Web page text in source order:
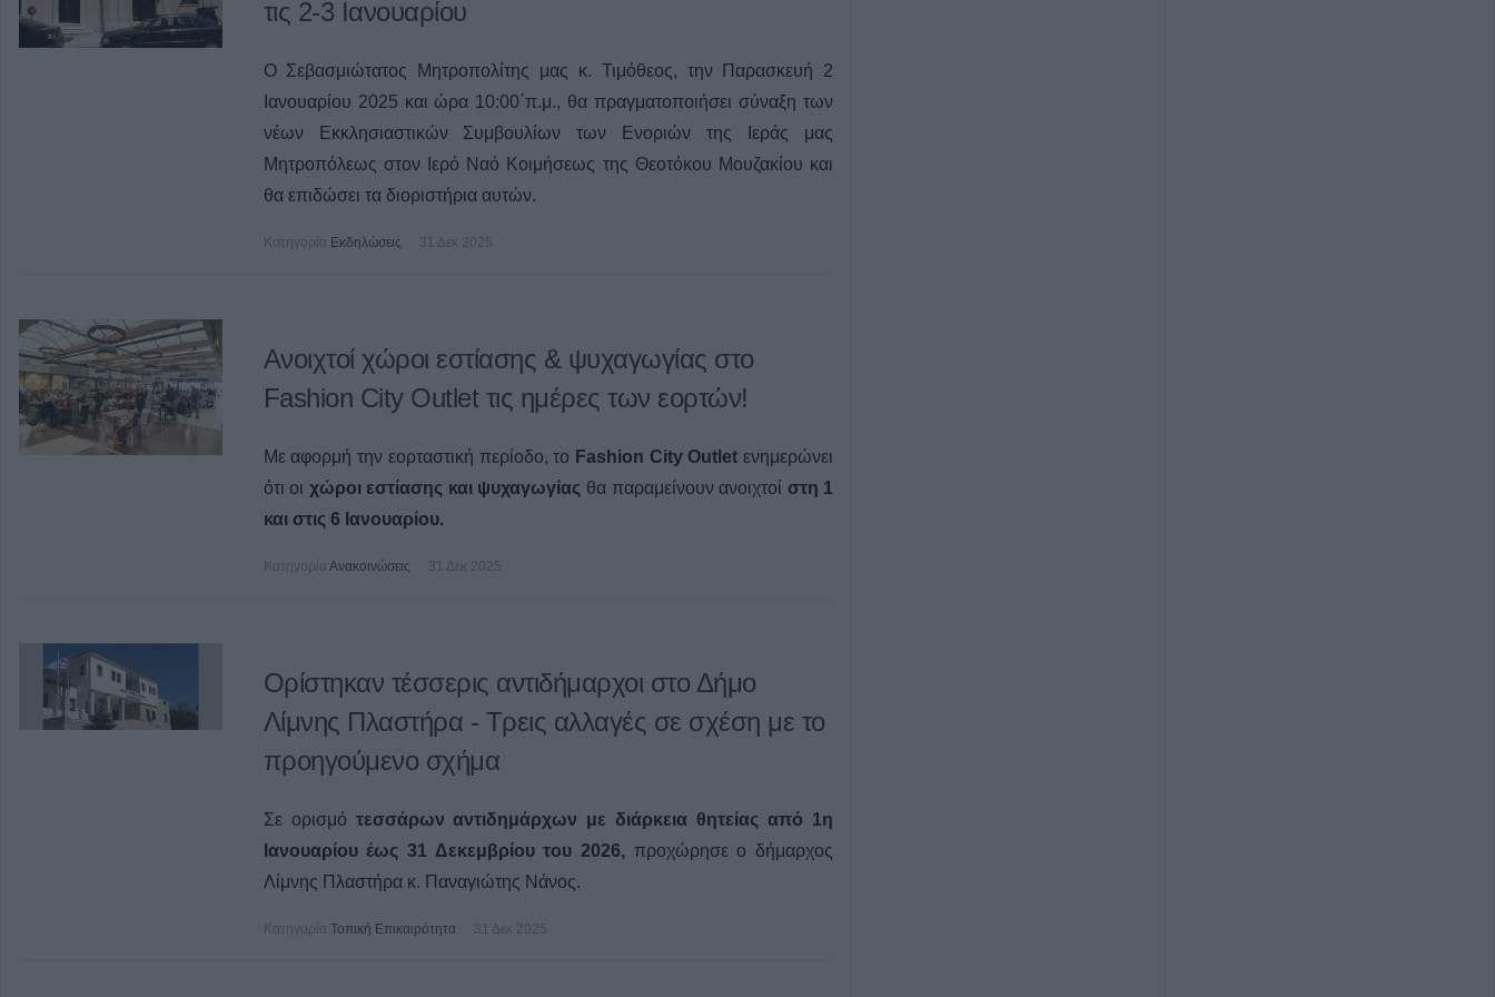
τις 2-3 Ιανουαρίου
Ο Σεβασμιώτατος Μητροπολίτης μας κ. Τιμόθεος, την Παρασκευή 2
Ιανουαρίου 2025 και ώρα 10:00΄π.μ., θα πραγματοποιήσει σύναξη των
νέων Εκκλησιαστικών Συμβουλίων των Ενοριών της Ιεράς μας
Μητροπόλεως στον Ιερό Ναό Κοιμήσεως της Θεοτόκου Μουζακίου και
θα επιδώσει τα διοριστήρια αυτών.
Κατηγορία Εκδηλώσεις 31 Δεκ 2025
Ανοιχτοί χώροι εστίασης & ψυχαγωγίας στο
Fashion City Outlet τις ημέρες των εορτών!
Με αφορμή την εορταστική περίοδο, το Fashion City Outlet ενημερώνει
ότι οι χώροι εστίασης και ψυχαγωγίας θα παραμείνουν ανοιχτοί στη 1
και στις 6 Ιανουαρίου.
Κατηγορία Ανακοινώσεις 31 Δεκ 2025
Ορίστηκαν τέσσερις αντιδήμαρχοι στο Δήμο
Λίμνης Πλαστήρα - Τρεις αλλαγές σε σχέση με το
προηγούμενο σχήμα
Σε ορισμό τεσσάρων αντιδημάρχων με διάρκεια θητείας από 1η
Ιανουαρίου έως 31 Δεκεμβρίου του 2026, προχώρησε ο δήμαρχος
Λίμνης Πλαστήρα κ. Παναγιώτης Νάνος.
Κατηγορία Τοπική Επικαιρότητα 31 Δεκ 2025